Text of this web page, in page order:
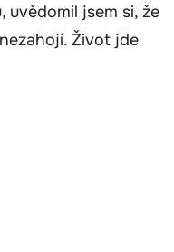
uvědomil jsem si, že
Život jde